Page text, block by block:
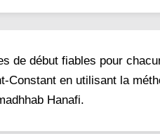
de début fiables pour
Constant en utilisant la
Hanafi.